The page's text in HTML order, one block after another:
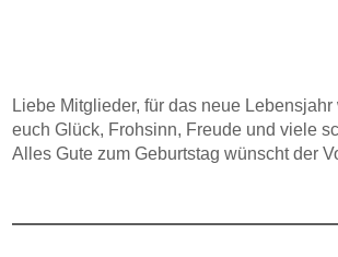
Liebe Mitglieder, für das neue
euch Glück, Frohsinn, Freude und viele
Alles Gute zum Geburtstag wünscht der